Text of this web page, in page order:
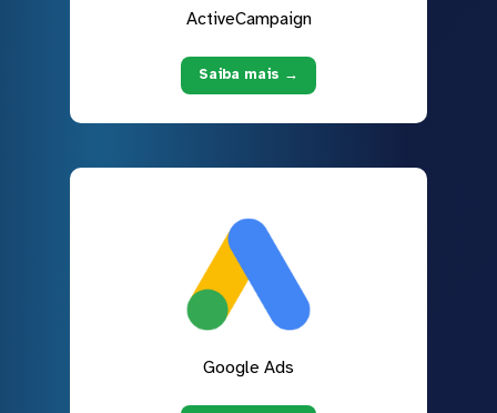
ActiveCampaign
Saiba mais →
Google Ads